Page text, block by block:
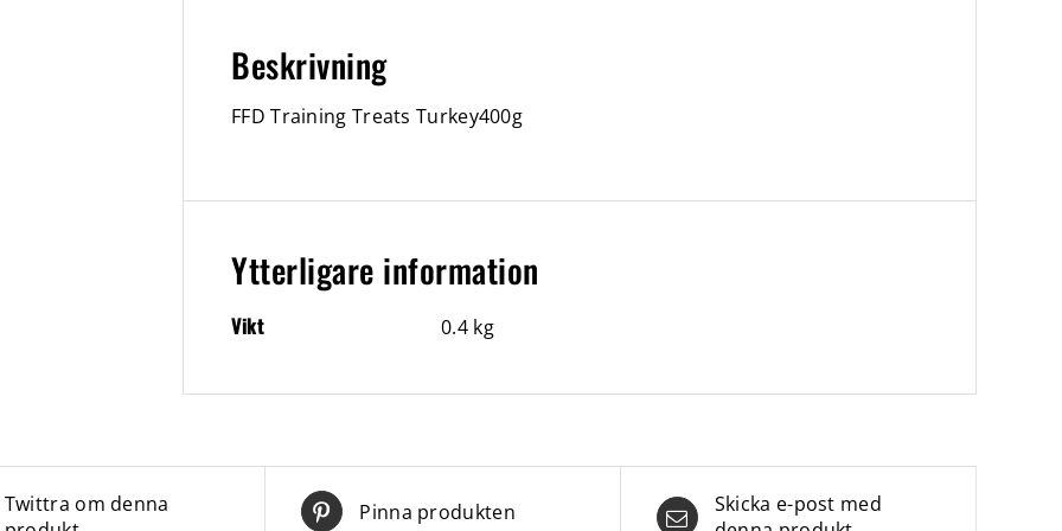
Beskrivning
FFD Training Treats Turkey400g
Ytterligare information
Vikt 0.4 kg
Twittra om denna
Pinna produkten
Skicka e-post med